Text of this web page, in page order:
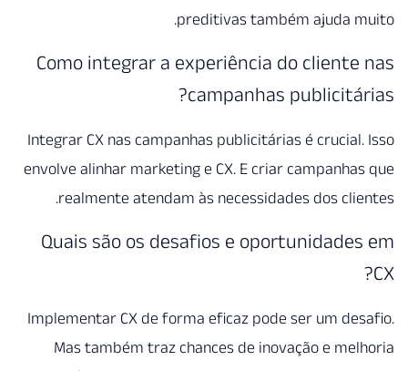
preditivas também ajuda
Como integrar a experiência do
campanhas
Integrar CX nas campanhas publicitárias é
envolve alinhar marketing e CX. E criar
realmente atendam às necessidades dos
Quais são os desafios e
Implementar CX de forma eficaz pode ser um
Mas também traz chances de inovação e